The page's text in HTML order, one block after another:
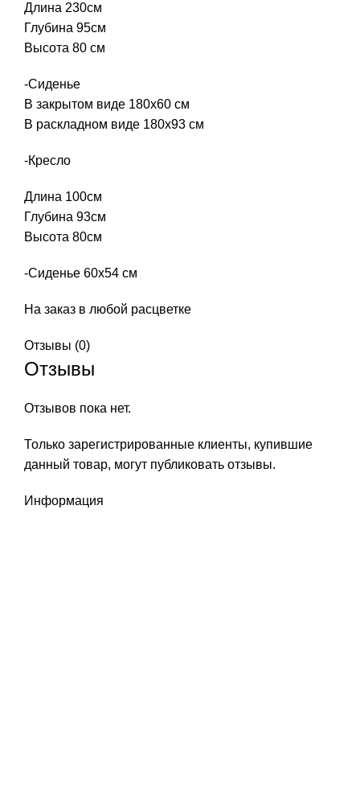
Длина 230см
Глубина 95см
Высота 80 см
-Сиденье
В закрытом виде 180х60 см
В раскладном виде 180х93 см
-Кресло
Длина 100см
Глубина 93см
Высота 80см
-Сиденье 60х54 см
На заказ в любой расцветке
Отзывы (0)
Отзывы
Отзывов пока нет.
Только зарегистрированные клиенты, купившие
данный товар, могут публиковать отзывы.
Информация